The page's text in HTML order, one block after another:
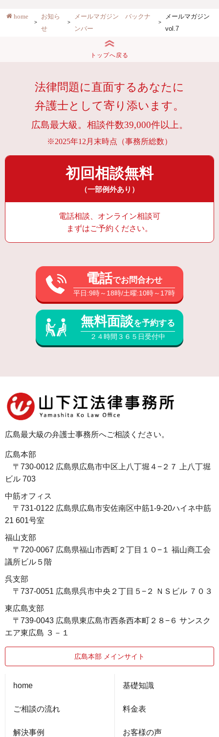
home
お知ら
せ
メールマガジン バックナ
ンバー
メールマガジン
vol.7
トップへ戻る
法律問題に直面するあなたに
弁護士として寄り添います。
広島最大級。相談件数39,000件以上。
※2025年12月末時点（事務所総数）
初回相談無料
（一部例外あり）
電話相談、オンライン相談可
まずはご予約ください。
電話でお問合わせ
平日:9時～18時/土曜:10時～17時
無料面談を予約する
２４時間３６５日受付中
広島最大級の弁護士事務所へご相談ください。
広島本部
〒730-0012 広島県広島市中区上八丁堀４−２７ 上八丁堀
ビル 703
中筋オフィス
〒731-0122 広島県広島市安佐南区中筋1-9-20ハイネ中筋
21 601号室
福山支部
〒720-0067 広島県福山市西町２丁目１０−１ 福山商工会
議所ビル５階
呉支部
〒737-0051 広島県呉市中央２丁目５−２ ＮＳビル ７０３
東広島支部
〒739-0043 広島県東広島市西条西本町２８−６ サンスク
エア東広島 ３－１
広島本部 メインサイト
home
ご相談の流れ
解決事例
基礎知識
料金表
お客様の声